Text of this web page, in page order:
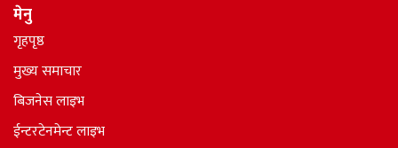
मेनु
गृहपृष्ठ
मुख्य समाचार
बिजनेस लाइभ
ईन्टरटेनमेन्ट लाइभ